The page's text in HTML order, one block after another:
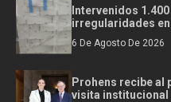
Intervenidos
irregularidades
6 De Agosto De 2026
Prohens recibe al
visita institucional